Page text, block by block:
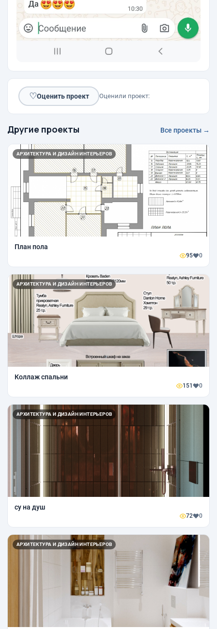
♡Оценить проект Оценили проект:
Другие проекты Все проекты →
АРХИТЕКТУРА И ДИЗАЙН ИНТЕРЬЕРОВ
План пола
95 0
АРХИТЕКТУРА И ДИЗАЙН ИНТЕРЬЕРОВ
Коллаж спальни
151 0
АРХИТЕКТУРА И ДИЗАЙН ИНТЕРЬЕРОВ
су на душ
72 0
АРХИТЕКТУРА И ДИЗАЙН ИНТЕРЬЕРОВ